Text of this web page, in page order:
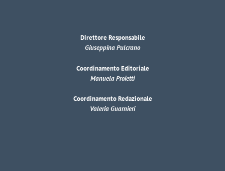
Direttore Responsabile
Giuseppina Pulcrano
Coordinamento Editoriale
Manuela Proietti
Coordinamento Redazionale
Valeria Guarnieri